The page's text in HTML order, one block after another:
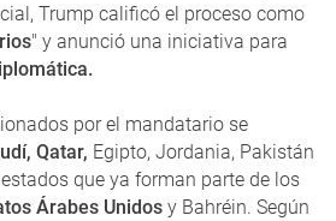
Trump calificó el proceso como
" y anunció una iniciativa para
por el mandatario se
Qatar, Egipto, Jordania, Pakistán
que ya forman parte de los
Árabes Unidos y Bahréin. Según